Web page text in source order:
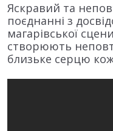
Яскравий та
поєднанні з
магарівської
створюють
близьке серцю